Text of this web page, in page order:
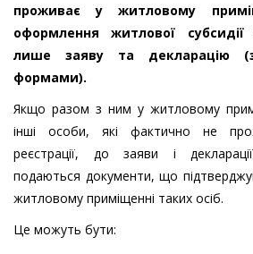
проживає у житловому
оформлення житлової
лише заяву та декларацію
формами).
Якщо разом з ним у житловому
інші особи, які фактично не
реєстрації, до заяви і
подаються документи, що
житловому приміщенні таких осіб.
Це можуть бути: